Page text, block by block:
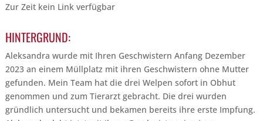
Zur Zeit kein Link verfügbar
HINTERGRUND:
Aleksandra wurde mit Ihren Geschwistern Anfang Dezember
2023 an einem Müllplatz mit ihren Geschwistern ohne Mutter
gefunden. Mein Team hat die drei Welpen sofort in Obhut
genommen und zum Tierarzt gebracht. Die drei wurden
gründlich untersucht und bekamen bereits ihre erste Impfung.